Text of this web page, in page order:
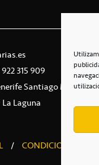
315 909
Santiago Martín
Laguna
/ CONDICIONES